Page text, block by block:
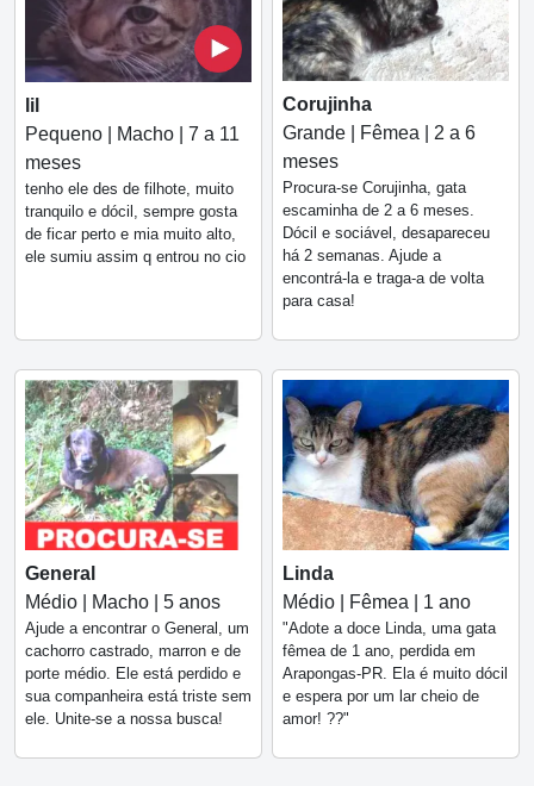
lil
Pequeno | Macho | 7 a 11
meses
tenho ele des de filhote, muito
tranquilo e dócil, sempre gosta
de ficar perto e mia muito alto,
ele sumiu assim q entrou no cio
Corujinha
Grande | Fêmea | 2 a 6
meses
Procura-se Corujinha, gata
escaminha de 2 a 6 meses.
Dócil e sociável, desapareceu
há 2 semanas. Ajude a
encontrá-la e traga-a de volta
para casa!
General
Médio | Macho | 5 anos
Ajude a encontrar o General, um
cachorro castrado, marron e de
porte médio. Ele está perdido e
sua companheira está triste sem
ele. Unite-se a nossa busca!
Linda
Médio | Fêmea | 1 ano
"Adote a doce Linda, uma gata
fêmea de 1 ano, perdida em
Arapongas-PR. Ela é muito dócil
e espera por um lar cheio de
amor! ??"